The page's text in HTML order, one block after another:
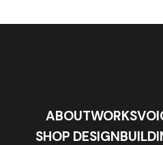
ABOUTWORKS
SHOP DESIGN